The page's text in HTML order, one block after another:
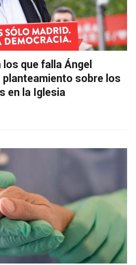
que falla Ángel
planteamiento sobre los
en la Iglesia